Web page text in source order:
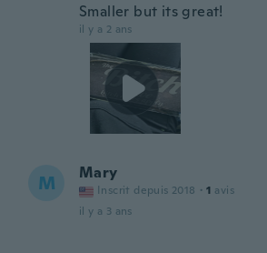
Smaller but its great!
il y a 2 ans
M Mary
Inscrit depuis 2018 · 1 avis
il y a 3 ans